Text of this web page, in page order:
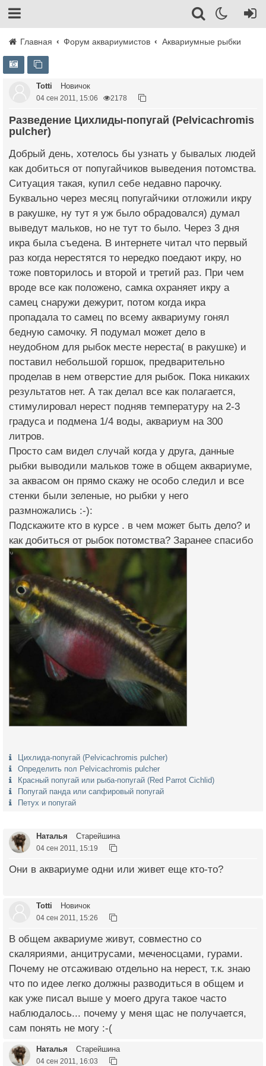
Главная Форум аквариумистов Аквариумные рыбки
Totti Новичок
04 сен 2011, 15:06 2178
Разведение Цихлиды-попугай (Pelvicachromis
pulcher)
Добрый день, хотелось бы узнать у бывалых людей
как добиться от попугайчиков выведения потомства.
Ситуация такая, купил себе недавно парочку.
Буквально через месяц попугайчики отложили икру
в ракушке, ну тут я уж было обрадовался) думал
выведут мальков, но не тут то было. Через 3 дня
икра была съедена. В интернете читал что первый
раз когда нерестятся то нередко поедают икру, но
тоже повторилось и второй и третий раз. При чем
вроде все как положено, самка охраняет икру а
самец снаружи дежурит, потом когда икра
пропадала то самец по всему аквариуму гонял
бедную самочку. Я подумал может дело в
неудобном для рыбок месте нереста( в ракушке) и
поставил небольшой горшок, предварительно
проделав в нем отверстие для рыбок. Пока никаких
результатов нет. А так делал все как полагается,
стимулировал нерест подняв температуру на 2-3
градуса и подмена 1/4 воды, аквариум на 300
литров.
Просто сам видел случай когда у друга, данные
рыбки выводили мальков тоже в общем аквариуме,
за аквасом он прямо скажу не особо следил и все
стенки были зеленые, но рыбки у него
размножались :-):
Подскажите кто в курсе . в чем может быть дело? и
как добиться от рыбок потомства? Заранее спасибо
Цихлида-попугай (Pelvicachromis pulcher)
Определить пол Pelvicachromis pulcher
Красный попугай или рыба-попугай (Red Parrot Cichlid)
Попугай панда или сапфировый попугай
Петух и попугай
Наталья Старейшина
04 сен 2011, 15:19
Они в аквариуме одни или живет еще кто-то?
Totti Новичок
04 сен 2011, 15:26
В общем аквариуме живут, совместно со
скаляриями, анцитрусами, меченосцами, гурами.
Почему не отсаживаю отдельно на нерест, т.к. знаю
что по идее легко должны разводиться в общем и
как уже писал выше у моего друга такое часто
наблюдалось... почему у меня щас не получается,
сам понять не могу :-(
Наталья Старейшина
04 сен 2011, 16:03